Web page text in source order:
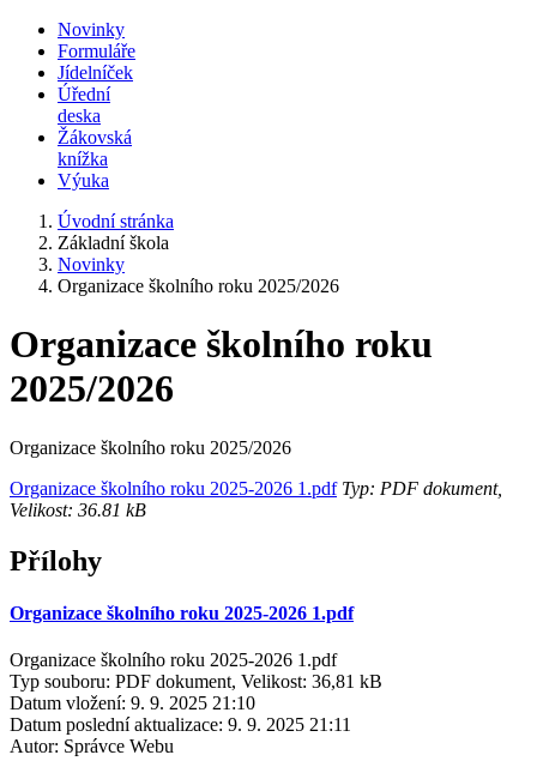
Novinky
Formuláře
Jídelníček
Úřední
deska
Žákovská
knížka
Výuka
Úvodní stránka
Základní škola
Novinky
Organizace školního roku 2025/2026
Organizace školního roku
2025/2026
Organizace školního roku 2025/2026
Organizace školního roku 2025-2026 1.pdfTyp: PDF dokument,
Velikost: 36.81 kB
Přílohy
Organizace školního roku 2025-2026 1.pdf
Organizace školního roku 2025-2026 1.pdf
Typ souboru: PDF dokument, Velikost: 36,81 kB
Datum vložení: 9. 9. 2025 21:10
Datum poslední aktualizace: 9. 9. 2025 21:11
Autor: Správce Webu